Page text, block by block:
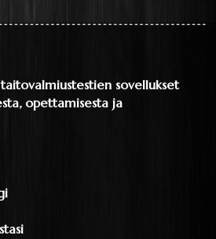
sovellukset
opettamisesta ja